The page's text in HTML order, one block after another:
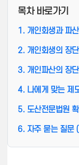
목차 바로가기
1. 개인회생과 파
2. 개인회생의 장
3. 개인파산의 장
4. 나에게 맞는 제
5. 도산전문법원
6. 자주 묻는 질문